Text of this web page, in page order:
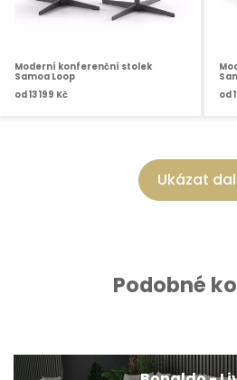
Moderní konferenční stolek
Samoa Loop
od13 199 Kč
od
Ukázat
Podobné